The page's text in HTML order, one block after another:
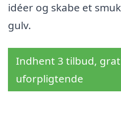
idéer og skabe et
gulv.
Indhent 3 tilbud,
uforpligtende